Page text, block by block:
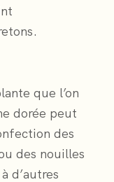
que l’on
dorée peut
des
des nouilles
d’autres